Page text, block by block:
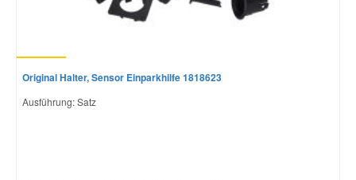
Original Halter, Sensor Einparkhilfe 1818623
Ausführung: Satz